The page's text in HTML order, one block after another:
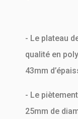
- Le plateau
qualité en
43mm
- Le
25mm de